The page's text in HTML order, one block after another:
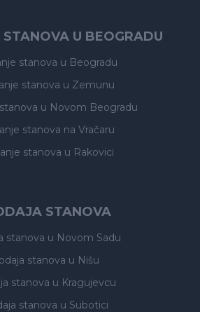
U BEOGRADU
stanova u Beogradu
stanova u Zemunu
u Novom Beogradu
stanova na Vračaru
stanova u Rakovici
STANOVA
stanova u Novom Sadu
stanova u Nišu
stanova u Kragujevcu
stanova u Subotici